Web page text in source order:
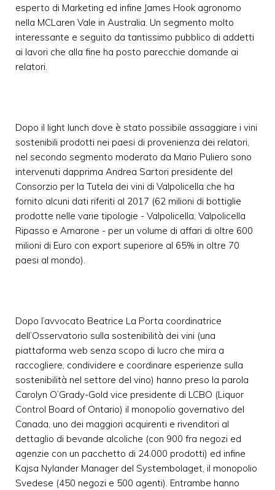
esperto di Marketing ed infine James Hook agronomo
nella MCLaren Vale in Australia. Un segmento molto
interessante e seguito da tantissimo pubblico di addetti
ai lavori che alla fine ha posto parecchie domande ai
relatori.
Dopo il light lunch dove è stato possibile assaggiare i vini
sostenibili prodotti nei paesi di provenienza dei relatori,
nel secondo segmento moderato da Mario Puliero sono
intervenuti dapprima Andrea Sartori presidente del
Consorzio per la Tutela dei vini di Valpolicella che ha
fornito alcuni dati riferiti al 2017 (62 milioni di bottiglie
prodotte nelle varie tipologie - Valpolicella, Valpolicella
Ripasso e Amarone - per un volume di affari di oltre 600
milioni di Euro con export superiore al 65% in oltre 70
paesi al mondo).
Dopo l’avvocato Beatrice La Porta coordinatrice
dell’Osservatorio sulla sostenibilità dei vini (una
piattaforma web senza scopo di lucro che mira a
raccogliere, condividere e coordinare esperienze sulla
sostenibilità nel settore del vino) hanno preso la parola
Carolyn O’Grady-Gold vice presidente di LCBO (Liquor
Control Board of Ontario) il monopolio governativo del
Canada, uno dei maggiori acquirenti e rivenditori al
dettaglio di bevande alcoliche (con 900 fra negozi ed
agenzie con un pacchetto di 24.000 prodotti) ed infine
Kajsa Nylander Manager del Systembolaget, il monopolio
Svedese (450 negozi e 500 agenti). Entrambe hanno